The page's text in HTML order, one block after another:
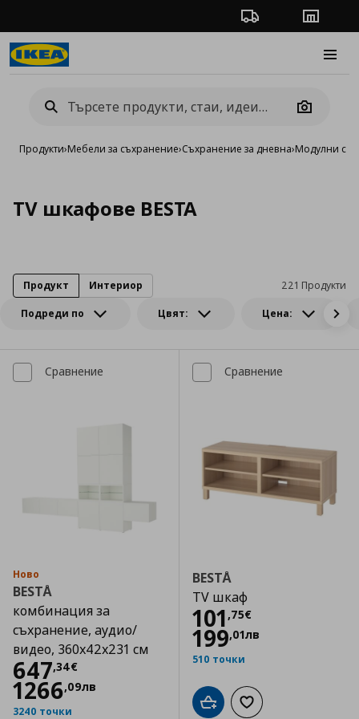
Проследяване на
Camera
Продукти›Мебели за съхранение›Съхранение за дневна›Модулни
TV шкафове BESTA
Подреди по Цвят: Цена:
221 Продукти
Продукт Интериор
Сравнение
Ново
BESTÅ
комбинация за
съхранение, аудио/
видео, 360x42x231 см
647,34€
Цена647,34 €
1266,09лв
3240 точки
Сравнение
BESTÅ
TV шкаф
101 ,75€
Цена
199,01лв
510 точки
Добави в кошницата
Добави към